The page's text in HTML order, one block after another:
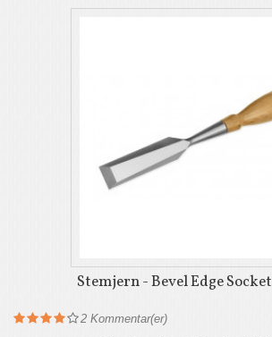
Stemjern - Bevel Edge
2 Kommentar(er)